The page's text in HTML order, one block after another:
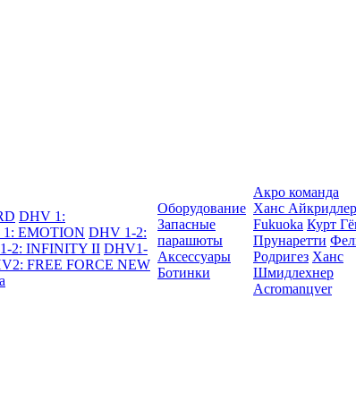
DHV 1:
EMOTION DHV 1-2:
2: INFINITY II DHV1-
FREE FORCE NEW
Оборудование
Запасные
парашюты
Аксессуары
Ботинки
Акро команда
Ханс Айкридлер
Fukuoka Курт
Прунаретти
Родригез Ханс
Шмидлехнер
Acromanцver